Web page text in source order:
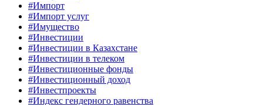
#Импорт
#Импорт услуг
#Имущество
#Инвестиции
#Инвестиции в Казахстане
#Инвестиции в телеком
#Инвестиционные фонды
#Инвестиционный доход
#Инвестпроекты
#Индекс гендерного равенства